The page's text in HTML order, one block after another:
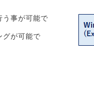
う事が可能で
グが可能で